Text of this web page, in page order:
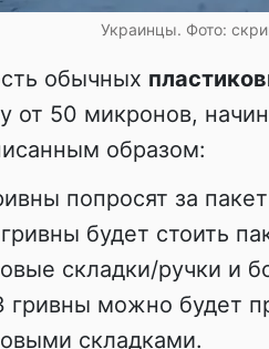
Украинцы. Фото:
обычных
от 50 микронов,
образом:
попросят за
будет стоить
складки/ручки и
гривны можно будет
складками.